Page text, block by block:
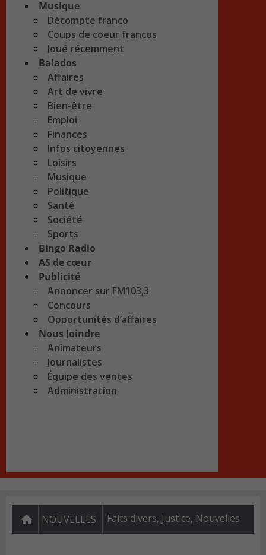
Musique
Décompte franco
Coups de coeur francos
Joué récemment
Balados
Affaires
Art de vivre
Bien-être
Emploi
Finances
Infos citoyennes
Loisirs
Musique
Politique
Santé
Société
Sports
Bingo Radio
AS de cœur
Publicité
Annoncer sur FM103,3
Concours
Opportunités d’affaires
Nous Joindre
Animateurs
Journalistes
Équipe des ventes
Administration
NOUVELLES Faits divers, Justice, Nouvelles